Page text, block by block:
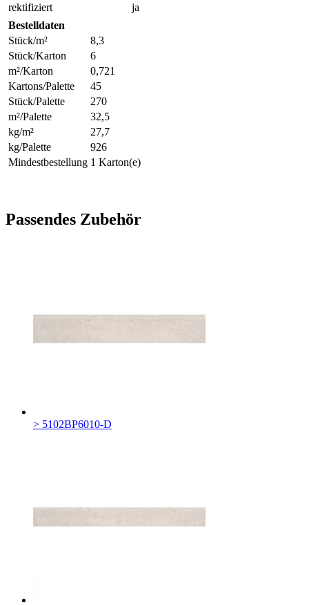
rektifiziert
ja
Bestelldaten
Stück/m²
8,3
Stück/Karton
6
m²/Karton
0,721
Kartons/Palette
45
Stück/Palette
270
m²/Palette
32,5
kg/m²
27,7
kg/Palette
926
Mindestbestellung 1 Karton(e)
Passendes Zubehör
> 5102BP6010-D